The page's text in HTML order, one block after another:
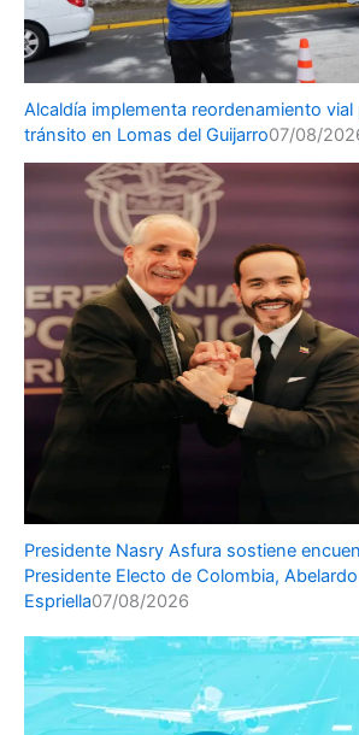
Alcaldía implementa reordenamiento vial
tránsito en Lomas del Guijarro07/08/
Presidente Nasry Asfura sostiene
Presidente Electo de Colombia,
Espriella07/08/2026